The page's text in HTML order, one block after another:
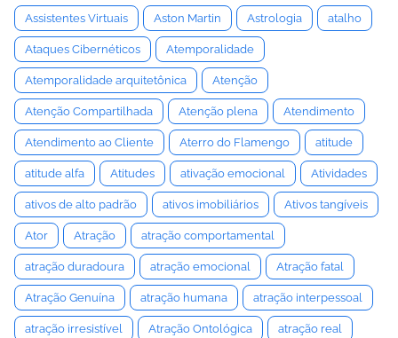
Assistentes Virtuais Aston Martin Astrologia atalho
Ataques Cibernéticos Atemporalidade
Atemporalidade arquitetônica Atenção
Atenção Compartilhada Atenção plena Atendimento
Atendimento ao Cliente Aterro do Flamengo atitude
atitude alfa Atitudes ativação emocional Atividades
ativos de alto padrão ativos imobiliários Ativos tangíveis
Ator Atração atração comportamental
atração duradoura atração emocional Atração fatal
Atração Genuína atração humana atração interpessoal
atração irresistível Atração Ontológica atração real